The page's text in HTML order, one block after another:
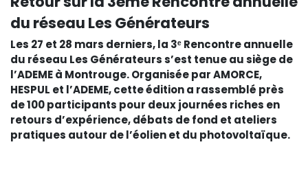
du réseau Les Générateurs
Les 27 et 28 mars derniers, la 3ᵉ Rencontre annuelle
du réseau Les Générateurs s’est tenue au siège de
l’ADEME à Montrouge. Organisée par AMORCE,
HESPUL et l’ADEME, cette édition a rassemblé près
de 100 participants pour deux journées riches en
retours d’expérience, débats de fond et ateliers
pratiques autour de l’éolien et du photovoltaïque.